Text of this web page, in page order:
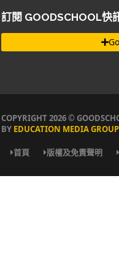
訂閱 GOODSCHOOL快
COPYRIGHT 2026 ©
BY EDUCATION MEDIA GROUP
首頁 版權及免責聲明